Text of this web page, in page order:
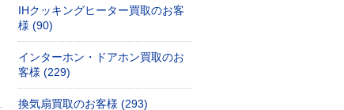
IHクッキングヒーター買取のお客
様 (90)
インターホン・ドアホン買取のお
客様 (229)
換気扇買取のお客様 (293)